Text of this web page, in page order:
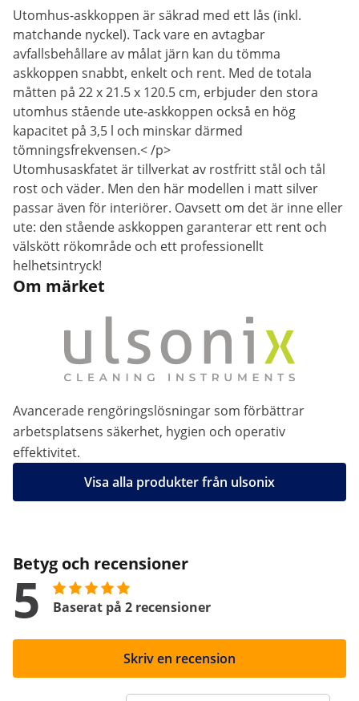
Utomhus-askkoppen är säkrad med ett lås (inkl.
matchande nyckel). Tack vare en avtagbar
avfallsbehållare av målat järn kan du tömma
askkoppen snabbt, enkelt och rent. Med de totala
måtten på 22 x 21.5 x 120.5 cm, erbjuder den stora
utomhus stående ute-askkoppen också en hög
kapacitet på 3,5 l och minskar därmed
tömningsfrekvensen.< /p>
Utomhusaskfatet är tillverkat av rostfritt stål och tål
rost och väder. Men den här modellen i matt silver
passar även för interiörer. Oavsett om det är inne eller
ute: den stående askkoppen garanterar ett rent och
välskött rökområde och ett professionellt
helhetsintryck!
Om märket
Avancerade rengöringslösningar som förbättrar
arbetsplatsens säkerhet, hygien och operativ
effektivitet.
Visa alla produkter från ulsonix
Betyg och recensioner
5 Baserat på 2 recensioner
Skriv en recension